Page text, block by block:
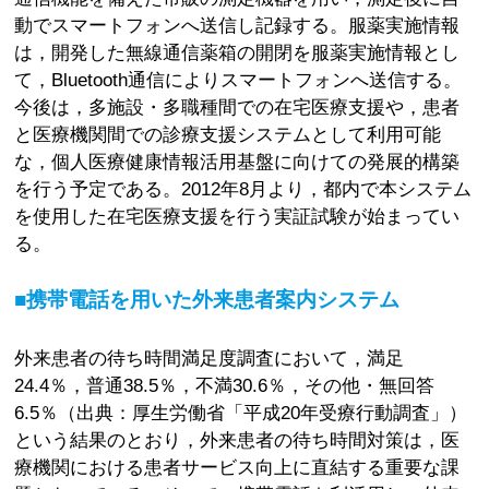
動でスマートフォンへ送信し記録する。服薬実施情報
は，開発した無線通信薬箱の開閉を服薬実施情報とし
て，Bluetooth通信によりスマートフォンへ送信する。
今後は，多施設・多職種間での在宅医療支援や，患者
と医療機関間での診療支援システムとして利用可能
な，個人医療健康情報活用基盤に向けての発展的構築
を行う予定である。2012年8月より，都内で本システム
を使用した在宅医療支援を行う実証試験が始まってい
る。
■携帯電話を用いた外来患者案内システム
外来患者の待ち時間満足度調査において，満足
24.4％，普通38.5％，不満30.6％，その他・無回答
6.5％（出典：厚生労働省「平成20年受療行動調査」）
という結果のとおり，外来患者の待ち時間対策は，医
療機関における患者サービス向上に直結する重要な課